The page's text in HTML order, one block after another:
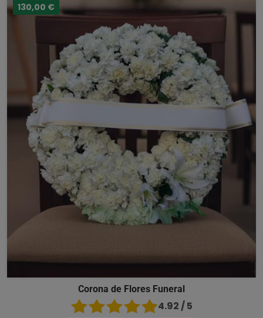
130,00 €
Corona de Flores Funeral
4.92 / 5